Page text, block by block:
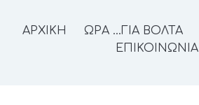
ΑΡΧΙΚΗ ΩΡΑ …ΓΙΑ ΒΟΛΤΑ
ΕΠΙΚΟΙΝΩΝΙΑ